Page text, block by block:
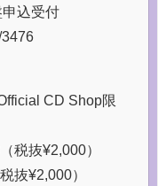
込受付
CD Shop限
税抜¥2,000）
抜¥2,000）